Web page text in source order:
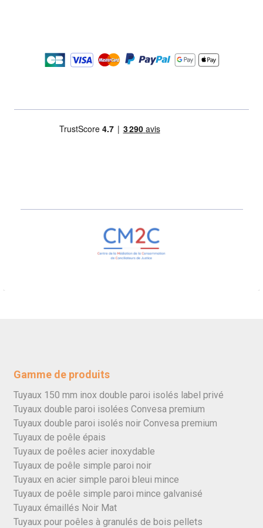
Gamme de produits
Tuyaux 150 mm inox double paroi isolés label privé
Tuyaux double paroi isolées Convesa premium
Tuyaux double paroi isolés noir Convesa premium
Tuyaux de poêle épais
Tuyaux de poêles acier inoxydable
Tuyaux de poêle simple paroi noir
Tuyaux en acier simple paroi bleui mince
Tuyaux de poêle simple paroi mince galvanisé
Tuyaux émaillés Noir Mat
Tuyaux pour poêles à granulés de bois pellets